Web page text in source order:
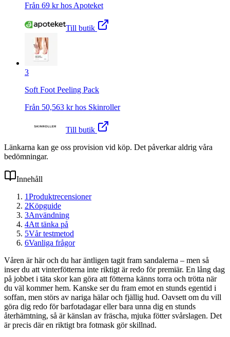
Från 69 kr hos Apoteket
Till butik
3
Soft Foot Peeling Pack
Från 50,563 kr hos Skinroller
Till butik
Länkarna kan ge oss provision vid köp. Det påverkar aldrig våra
bedömningar.
Innehåll
1Produktrecensioner
2Köpguide
3Användning
4Att tänka på
5Vår testmetod
6Vanliga frågor
Våren är här och du har äntligen tagit fram sandalerna – men så
inser du att vinterfötterna inte riktigt är redo för premiär. En lång dag
på jobbet i täta skor kan göra att fötterna känns torra och trötta när
du väl kommer hem. Kanske ser du fram emot en stunds egentid i
soffan, men störs av nariga hälar och fjällig hud. Oavsett om du vill
göra dig redo för barfotadagar eller bara unna dig en stunds
återhämtning, så är känslan av fräscha, mjuka fötter svårslagen. Det
är precis där en riktigt bra fotmask gör skillnad.